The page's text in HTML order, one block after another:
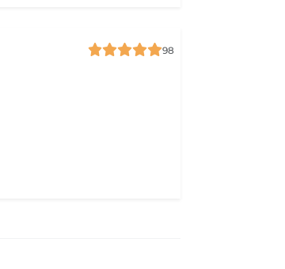
98